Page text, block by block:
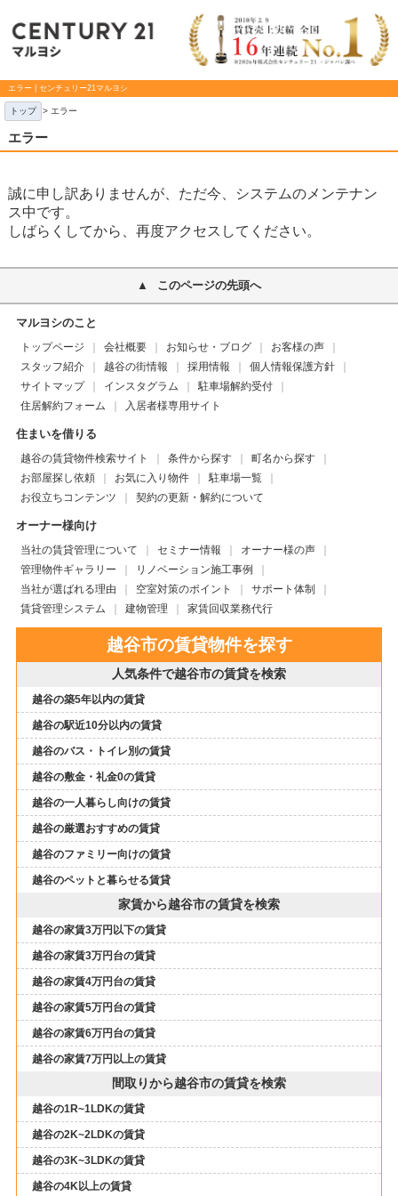
エラー | センチュリー21マルヨシ
トップ > エラー
エラー
誠に申し訳ありませんが、ただ今、システムのメンテナン
ス中です。
しばらくしてから、再度アクセスしてください。
このページの先頭へ
マルヨシのこと
トップページ 会社概要 お知らせ・ブログ
お客様の声
スタッフ紹介
越谷の街情報 採用情報
個人情報保護方針
サイトマップ
インスタグラム
駐車場解約受付
住居解約フォーム
入居者様専用サイト
住まいを借りる
越谷の賃貸物件検索サイト 条件から探す
町名から探す
お部屋探し依頼
お気に入り物件
駐車場一覧
お役立ちコンテンツ
契約の更新・解約について
オーナー様向け
当社の賃貸管理について セミナー情報
オーナー様の声
管理物件ギャラリー
リノベーション施工事例
当社が選ばれる理由
空室対策のポイント
サポート体制
賃貸管理システム
建物管理 家賃回収業務代行
越谷市の賃貸物件を探す
人気条件で越谷市の賃貸を検索
越谷の築5年以内の賃貸
越谷の駅近10分以内の賃貸
越谷のバス・トイレ別の賃貸
越谷の敷金・礼金0の賃貸
越谷の一人暮らし向けの賃貸
越谷の厳選おすすめの賃貸
越谷のファミリー向けの賃貸
越谷のペットと暮らせる賃貸
家賃から越谷市の賃貸を検索
越谷の家賃3万円以下の賃貸
越谷の家賃3万円台の賃貸
越谷の家賃4万円台の賃貸
越谷の家賃5万円台の賃貸
越谷の家賃6万円台の賃貸
越谷の家賃7万円以上の賃貸
間取りから越谷市の賃貸を検索
越谷の1R~1LDKの賃貸
越谷の2K~2LDKの賃貸
越谷の3K~3LDKの賃貸
越谷の4K以上の賃貸